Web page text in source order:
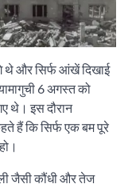
थे और सिर्फ आंखें दिखाई
6 अगस्त को
थे। इस दौरान
हैं कि सिर्फ एक बम पूरे
जैसी कौंधी और तेज